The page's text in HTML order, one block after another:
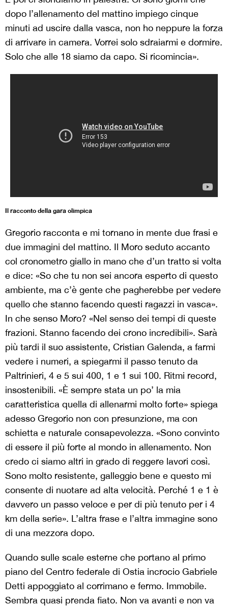
dopo l’allenamento del mattino impiego cinque
minuti ad uscire dalla vasca, non ho neppure la forza
di arrivare in camera. Vorrei solo sdraiarmi e dormire.
Solo che alle 18 siamo da capo. Si ricomincia».
Il racconto della gara olimpica
Gregorio racconta e mi tornano in mente due frasi e
due immagini del mattino. Il Moro seduto accanto
col cronometro giallo in mano che d’un tratto si volta
e dice: «So che tu non sei ancora esperto di questo
ambiente, ma c’è gente che pagherebbe per vedere
quello che stanno facendo questi ragazzi in vasca».
In che senso Moro? «Nel senso dei tempi di queste
frazioni. Stanno facendo dei crono incredibili». Sarà
più tardi il suo assistente, Cristian Galenda, a farmi
vedere i numeri, a spiegarmi il passo tenuto da
Paltrinieri, 4 e 5 sui 400, 1 e 1 sui 100. Ritmi record,
insostenibili. «È sempre stata un po’ la mia
caratteristica quella di allenarmi molto forte» spiega
adesso Gregorio non con presunzione, ma con
schietta e naturale consapevolezza. «Sono convinto
di essere il più forte al mondo in allenamento. Non
credo ci siamo altri in grado di reggere lavori così.
Sono molto resistente, galleggio bene e questo mi
consente di nuotare ad alta velocità. Perché 1 e 1 è
davvero un passo veloce e per di più tenuto per i 4
km della serie». L’altra frase e l’altra immagine sono
di una mezzora dopo.
Quando sulle scale esterne che portano al primo
piano del Centro federale di Ostia incrocio Gabriele
Detti appoggiato al corrimano e fermo. Immobile.
Sembra quasi prenda fiato. Non va avanti e non va